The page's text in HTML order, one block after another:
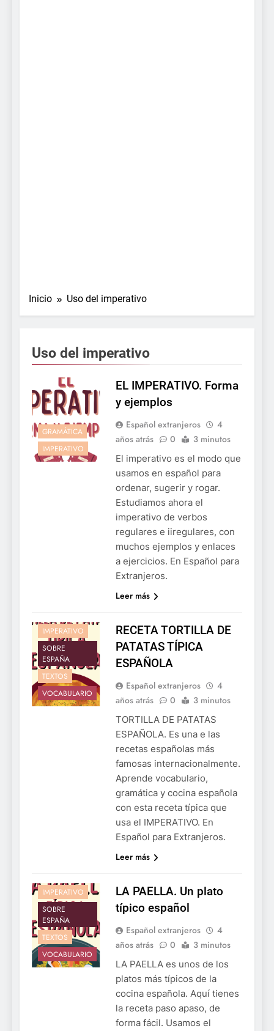
Inicio Uso del imperativo
Uso del imperativo
GRAMÁTICA
IMPERATIVO
EL IMPERATIVO. Forma
y ejemplos
Español extranjeros
4
años atrás
0 3 minutos
El imperativo es el modo que
usamos en español para
ordenar, sugerir y rogar.
Estudiamos ahora el
imperativo de verbos
regulares e iiregulares, con
muchos ejemplos y enlaces
a ejercicios. En Español para
Extranjeros.
Leer más
IMPERATIVO
SOBRE
ESPAÑA
TEXTOS
VOCABULARIO
RECETA TORTILLA DE
PATATAS TÍPICA
ESPAÑOLA
Español extranjeros
4
años atrás
0 3 minutos
TORTILLA DE PATATAS
ESPAÑOLA. Es una e las
recetas españolas más
famosas internacionalmente.
Aprende vocabulario,
gramática y cocina española
con esta receta típica que
usa el IMPERATIVO. En
Español para Extranjeros.
Leer más
IMPERATIVO
SOBRE
ESPAÑA
TEXTOS
VOCABULARIO
LA PAELLA. Un plato
típico español
Español extranjeros
4
años atrás
0 3 minutos
LA PAELLA es unos de los
platos más típicos de la
cocina española. Aquí tienes
la receta paso apaso, de
forma fácil. Usamos el